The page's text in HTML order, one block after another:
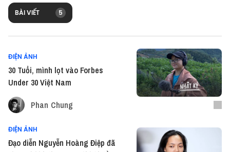
BÀI VIẾT 5
ĐIỆN ẢNH
30 Tuổi, mình lọt vào Forbes
Under 30 Việt Nam
Phan Chung
ĐIỆN ẢNH
Đạo diễn Nguyễn Hoàng Điệp đã